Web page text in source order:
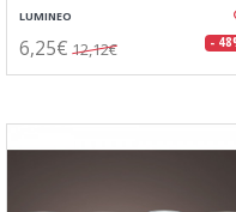
LUMINEO
6,25€ 12,12€ -